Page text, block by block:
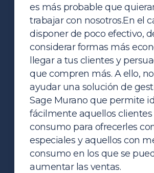
es más probable que
trabajar con nosotros.En el
disponer de poco efectivo,
considerar formas más
llegar a tus clientes y
que compren más. A ello,
ayudar una solución de
Sage Murano que permite
fácilmente aquellos
consumo para ofrecerles
especiales y aquellos con
consumo en los que se
aumentar las ventas.